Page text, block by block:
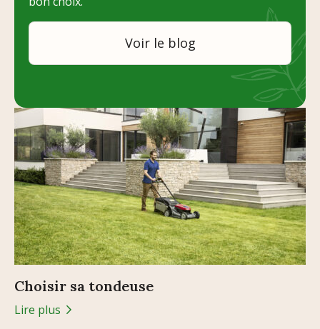
Voir le blog
Choisir sa tondeuse
Lire plus